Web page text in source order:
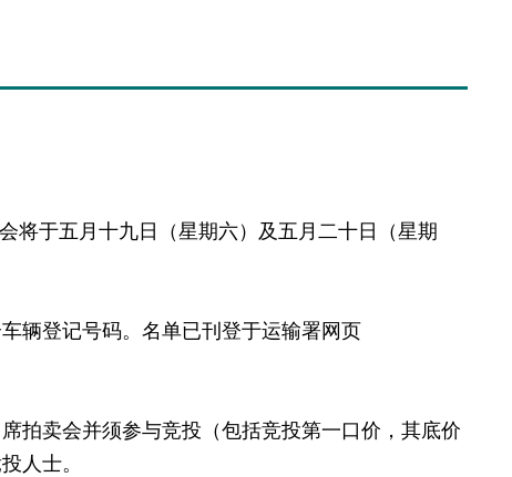
于五月十九日（星期六）及五月二十日（星期
登记号码。名单已刊登于运输署网页
卖会并须参与竞投（包括竞投第一口价，其底价
人士。